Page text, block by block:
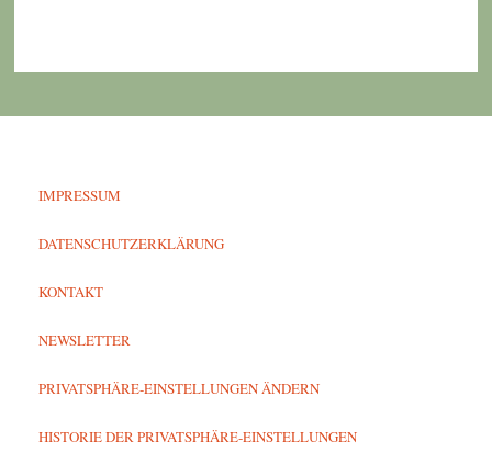
IMPRESSUM
DATENSCHUTZERKLÄRUNG
KONTAKT
NEWSLETTER
PRIVATSPHÄRE-EINSTELLUNGEN ÄNDERN
HISTORIE DER PRIVATSPHÄRE-EINSTELLUNGEN